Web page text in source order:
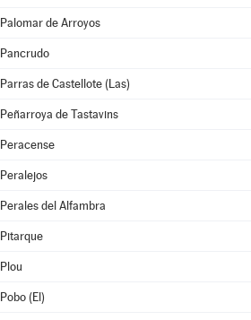
Palomar de Arroyos
Pancrudo
Parras de Castellote (Las)
Peñarroya de Tastavins
Peracense
Peralejos
Perales del Alfambra
Pitarque
Plou
Pobo (El)